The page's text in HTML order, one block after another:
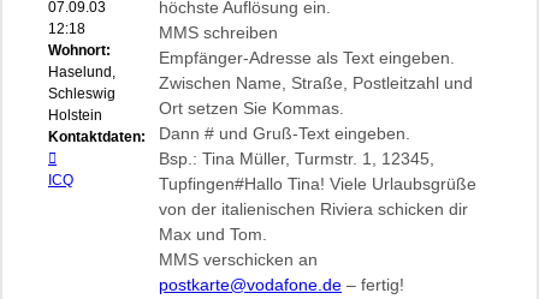
07.09.03
12:18
Wohnort:
Haselund,
Schleswig-
Holstein
Kontaktdaten:
von
ICQ
höchste Auflösung ein.
MMS schreiben
Empfänger-Adresse als Text eingeben.
Zwischen Name, Straße, Postleitzahl und
Ort setzen Sie Kommas.
Dann # und Gruß-Text eingeben.
Bsp.: Tina Müller, Turmstr. 1, 12345,
Tupfingen#Hallo Tina! Viele Urlaubsgrüße
von der italienischen Riviera schicken dir
Max und Tom.
MMS verschicken an
postkarte@vodafone.de – fertig!